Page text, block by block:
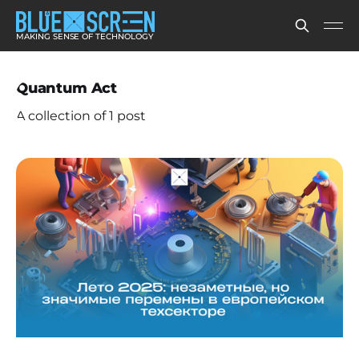
MAKING SENSE OF TECHNOLOGY
Quantum Act
A collection of 1 post